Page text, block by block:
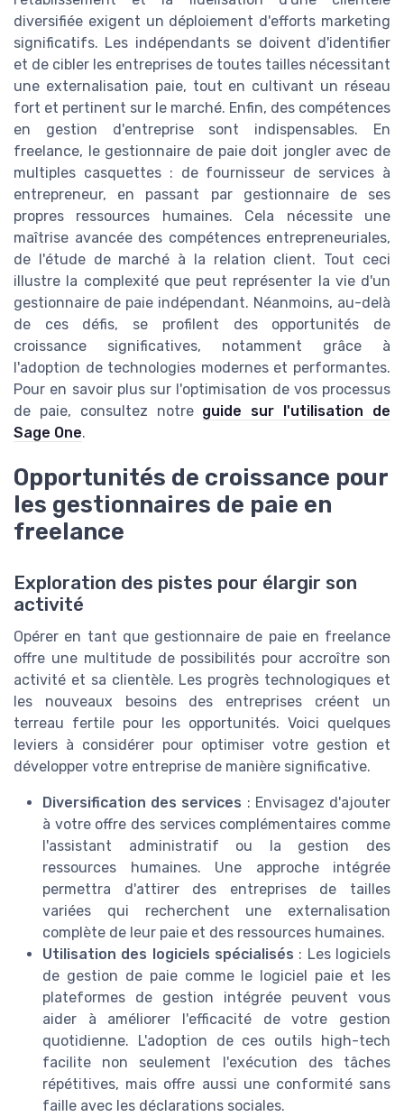
diversifiée exigent un déploiement d'efforts marketing
significatifs. Les indépendants se doivent d'identifier
et de cibler les entreprises de toutes tailles nécessitant
une externalisation paie, tout en cultivant un réseau
fort et pertinent sur le marché. Enfin, des compétences
en gestion d'entreprise sont indispensables. En
freelance, le gestionnaire de paie doit jongler avec de
multiples casquettes : de fournisseur de services à
entrepreneur, en passant par gestionnaire de ses
propres ressources humaines. Cela nécessite une
maîtrise avancée des compétences entrepreneuriales,
de l'étude de marché à la relation client. Tout ceci
illustre la complexité que peut représenter la vie d'un
gestionnaire de paie indépendant. Néanmoins, au-delà
de ces défis, se profilent des opportunités de
croissance significatives, notamment grâce à
l'adoption de technologies modernes et performantes.
Pour en savoir plus sur l'optimisation de vos processus
de paie, consultez notre guide sur l'utilisation de
Sage One.
Opportunités de croissance pour
les gestionnaires de paie en
freelance
Exploration des pistes pour élargir son
activité
Opérer en tant que gestionnaire de paie en freelance
offre une multitude de possibilités pour accroître son
activité et sa clientèle. Les progrès technologiques et
les nouveaux besoins des entreprises créent un
terreau fertile pour les opportunités. Voici quelques
leviers à considérer pour optimiser votre gestion et
développer votre entreprise de manière significative.
Diversification des services : Envisagez d'ajouter
à votre offre des services complémentaires comme
l'assistant administratif ou la gestion des
ressources humaines. Une approche intégrée
permettra d'attirer des entreprises de tailles
variées qui recherchent une externalisation
complète de leur paie et des ressources humaines.
Utilisation des logiciels spécialisés : Les logiciels
de gestion de paie comme le logiciel paie et les
plateformes de gestion intégrée peuvent vous
aider à améliorer l'efficacité de votre gestion
quotidienne. L'adoption de ces outils high-tech
facilite non seulement l'exécution des tâches
répétitives, mais offre aussi une conformité sans
faille avec les déclarations sociales.